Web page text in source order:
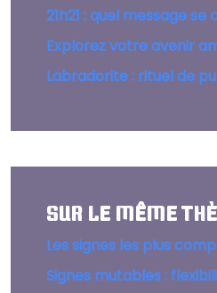
21h21 : quel message
Explorez votre avenir
Labradorite : rituel de
SUR LE MÊME
Les signes les plus
Signes mutables :